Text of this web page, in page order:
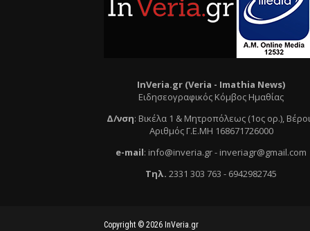
InVeria.gr (Veria - Ιmathia News)
Ειδησεογραφικός Κόμβος Ημαθίας
Δ/νση: Βικέλα 1 & Μητροπόλεως (1ος ορ.),
Αριθμός Γ.Ε.ΜΗ 168671726000
e-mail: info@inveria.gr- inveriagr@gmail.com
Τηλ. 2331 303 763 - 6942982745
Copyright © 2026 InVeria.gr